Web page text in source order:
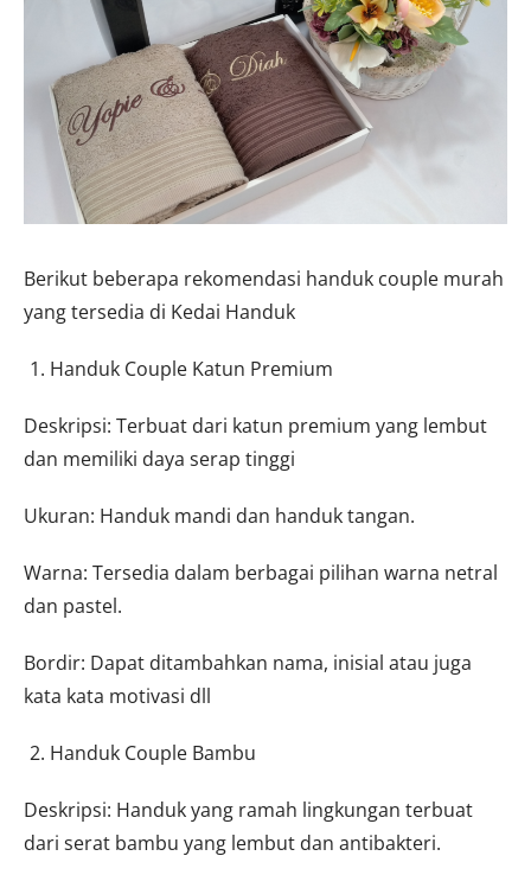
Berikut beberapa rekomendasi handuk couple murah
yang tersedia di Kedai Handuk
Handuk Couple Katun Premium
Deskripsi: Terbuat dari katun premium yang lembut
dan memiliki daya serap tinggi
Ukuran: Handuk mandi dan handuk tangan.
Warna: Tersedia dalam berbagai pilihan warna netral
dan pastel.
Bordir: Dapat ditambahkan nama, inisial atau juga
kata kata motivasi dll
Handuk Couple Bambu
Deskripsi: Handuk yang ramah lingkungan terbuat
dari serat bambu yang lembut dan antibakteri.